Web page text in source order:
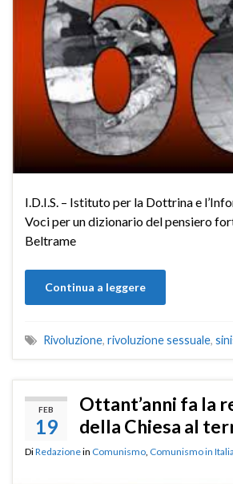
I.D.I.S. – Istituto per la Dottrina e
Voci per un dizionario del pensiero
Beltrame
Continua a leggere
Rivoluzione, rivoluzione sessuale,
FEB
19
Ottant’anni fa la
della Chiesa al
DiRedazionein Comunismo, Comunismo in Italia